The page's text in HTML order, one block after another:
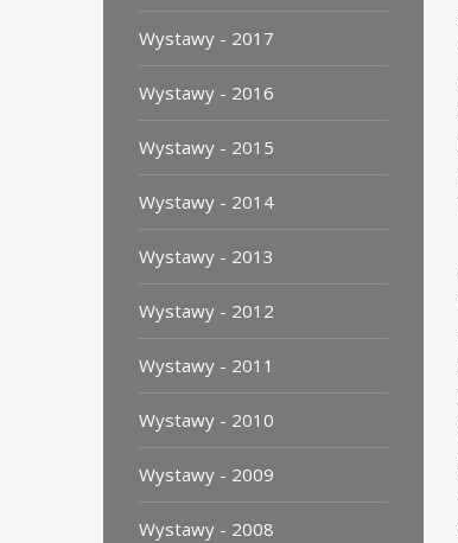
Wystawy - 2017
Wystawy - 2016
Wystawy - 2015
Wystawy - 2014
Wystawy - 2013
Wystawy - 2012
Wystawy - 2011
Wystawy - 2010
Wystawy - 2009
Wystawy - 2008